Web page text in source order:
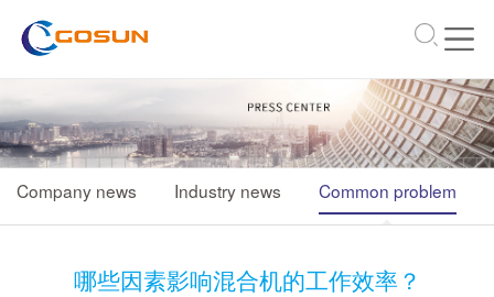
Company news Industry news Common problem
哪些因素影响混合机的工作效率？